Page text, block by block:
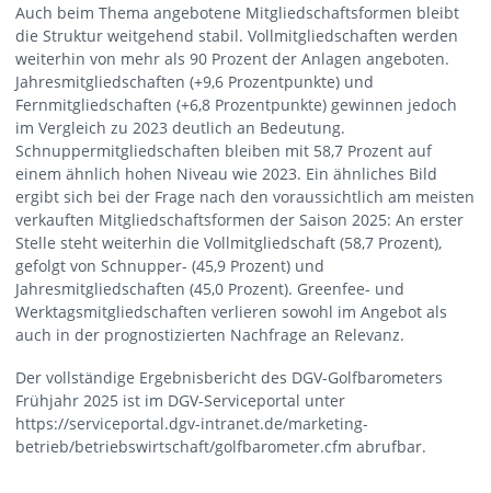
Auch beim Thema angebotene Mitgliedschaftsformen bleibt
die Struktur weitgehend stabil. Vollmitgliedschaften werden
weiterhin von mehr als 90 Prozent der Anlagen angeboten.
Jahresmitgliedschaften (+9,6 Prozentpunkte) und
Fernmitgliedschaften (+6,8 Prozentpunkte) gewinnen jedoch
im Vergleich zu 2023 deutlich an Bedeutung.
Schnuppermitgliedschaften bleiben mit 58,7 Prozent auf
einem ähnlich hohen Niveau wie 2023. Ein ähnliches Bild
ergibt sich bei der Frage nach den voraussichtlich am meisten
verkauften Mitgliedschaftsformen der Saison 2025: An erster
Stelle steht weiterhin die Vollmitgliedschaft (58,7 Prozent),
gefolgt von Schnupper- (45,9 Prozent) und
Jahresmitgliedschaften (45,0 Prozent). Greenfee- und
Werktagsmitgliedschaften verlieren sowohl im Angebot als
auch in der prognostizierten Nachfrage an Relevanz.
Der vollständige Ergebnisbericht des DGV-Golfbarometers
Frühjahr 2025 ist im DGV-Serviceportal unter
https://serviceportal.dgv-intranet.de/marketing-
betrieb/betriebswirtschaft/golfbarometer.cfm abrufbar.